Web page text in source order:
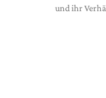
und ihr